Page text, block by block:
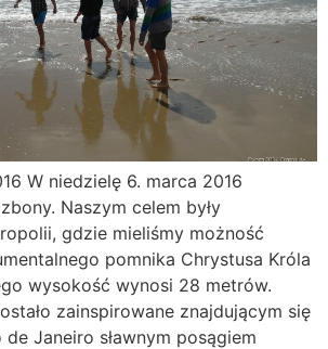
W niedzielę 6. marca 2016
Naszym celem były
gdzie mieliśmy możność
pomnika Chrystusa Króla
wysokość wynosi 28 metrów.
zainspirowane znajdującym się
Janeiro sławnym posągiem